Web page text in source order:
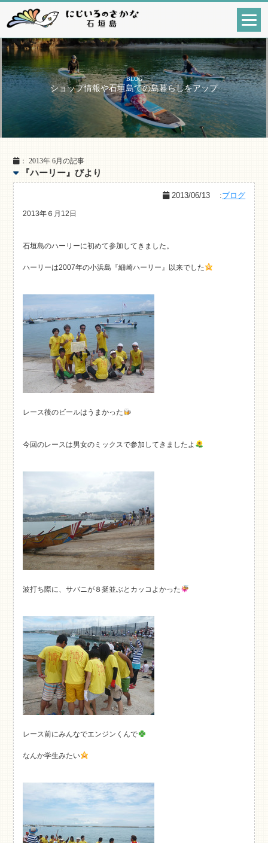
BLOG
ショップ情報や石垣島での島暮らしをアップ
： 2013年 6月の記事
『ハーリー』びより
2013/06/13 :ブログ
2013年６月12日
石垣島のハーリーに初めて参加してきました。
ハーリーは2007年の小浜島『細崎ハーリー』以来でした
レース後のビールはうまかった
今回のレースは男女のミックスで参加してきましたよ
波打ち際に、サバニが８挺並ぶとカッコよかった
レース前にみんなでエンジンくんで
なんか学生みたい